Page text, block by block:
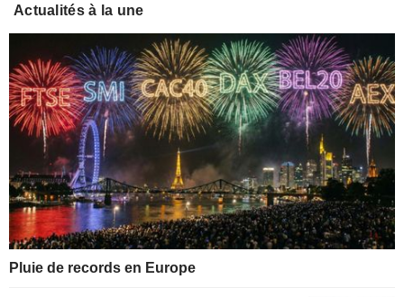
Actualités à la une
Pluie de records en Europe